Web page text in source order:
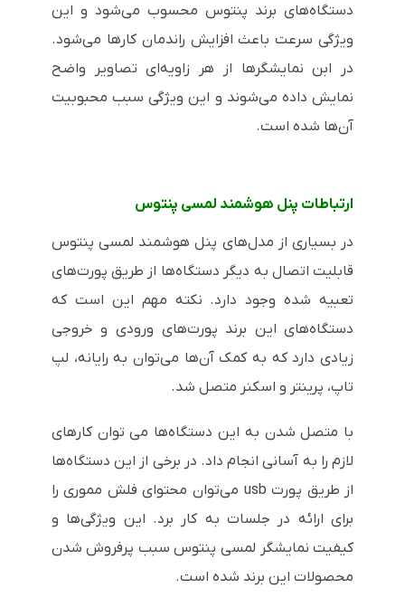
دستگاه‌های برند پنتوس محسوب می‌شود و این
ویژگی سرعت باعث افزایش راندمان کارها می‌شود.
در ابن نمایشگرها از هر زاویه‌ای تصاویر واضح
نمایش داده می‌شوند و این ویژگی سبب محبوبیت
آن‌ها شده است.
ارتباطات پنل هوشمند لمسی پنتوس
در بسیاری از مدل‌های پنل هوشمند لمسی پنتوس
قابلیت اتصال به دیگر دستگاه‌ها از طریق پورت‌های
تعبیه شده وجود دارد. نکته مهم این است که
دستگاه‌های این برند پورت‌های ورودی و خروجی
زیادی دارد که به کمک آن‌ها می‌توان به رایانه، لپ
تاپ، پرینتر و اسکنر متصل شد‌.
با متصل شدن به این دستگاه‌ها می توان کارهای
لازم را به آسانی انجام داد. در برخی از این دستگاه‌ها
از طریق پورت usb می‌توان محتوای فلش مموری را
برای ارائه در جلسات به کار برد. این ویژگی‌ها و
کیفیت نمایشگر لمسی پنتوس سبب پرفروش شدن
محصولات این برند شده است.